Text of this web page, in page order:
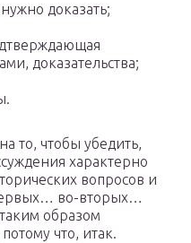
доказать;
доказательства;
то, чтобы убедить,
характерно
вопросов и
во-вторых…
образом
что, итак.